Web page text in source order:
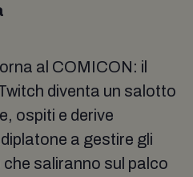
al COMICON: il
diventa un salotto
ospiti e derive
a gestire gli
saliranno sul palco